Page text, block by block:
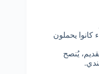
يحملون
يُنصح